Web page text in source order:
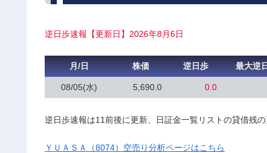
逆日歩速報【更新日】2026年8月6日
月/日 株価 逆日歩 最大逆
08/05(水) 5,690.0 0.0
逆日歩速報は11前後に更新、日証金一覧リストの貸借残
ＹＵＡＳＡ（8074）空売り分析ページはこちら